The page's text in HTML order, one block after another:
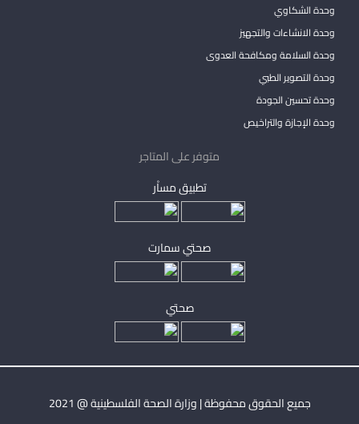
وحدة الشكاوي
وحدة الانشاءات والتجهيز
وحدة السلامة ومكافحة العدوى
وحدة التصوير الطبي
وحدة تحسين الجودة
وحدة الإجازة والتراخيص
متوفر على المتاجر
تطبيق مساْر
صحتي سمارت
صحتي
جميع الحقوق محفوظة | وزارة الصحة الفلسطينية @ 2021